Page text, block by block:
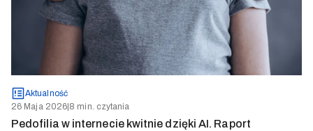
Aktualność
26 Maja 2026 8 min. czytania
Pedofilia w internecie kwitnie dzięki AI. Raport